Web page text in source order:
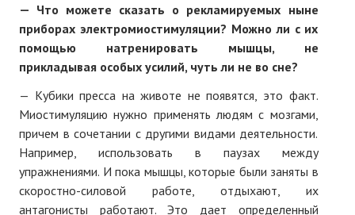
— Что можете сказать о рекламируемых ныне
приборах электромиостимуляции? Можно ли с их
помощью натренировать мышцы, не
прикладывая особых усилий, чуть ли не во сне?
— Кубики пресса на животе не появятся, это факт.
Миостимуляцию нужно применять людям с мозгами,
причем в сочетании с другими видами деятельности.
Например, использовать в паузах между
упражнениями. И пока мышцы, которые были заняты в
скоростно-силовой работе, отдыхают, их
антагонисты работают. Это дает определенный